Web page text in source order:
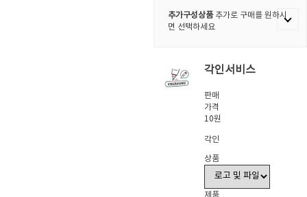
추가구성상품추가로 구매를 원하시
면 선택하세요
각인서비스
판매
가격
10원
각인
상품
제품